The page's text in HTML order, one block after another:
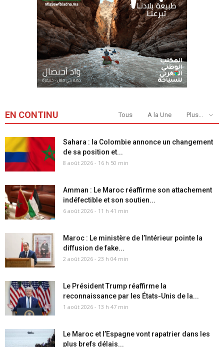
EN CONTINU Tous A la Une Plus...
Sahara : la Colombie annonce un changement
de sa position et...
8 août 2026 - 16 h 50 min
Amman : Le Maroc réaffirme son attachement
indéfectible et son soutien...
6 août 2026 - 11 h 41 min
Maroc : Le ministère de l’Intérieur pointe la
diffusion de fake...
2 août 2026 - 23 h 04 min
Le Président Trump réaffirme la
reconnaissance par les États-Unis de la...
1 août 2026 - 13 h 47 min
Le Maroc et l’Espagne vont rapatrier dans les
plus brefs délais...